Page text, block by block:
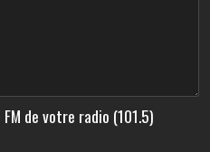
de votre radio (101.5)